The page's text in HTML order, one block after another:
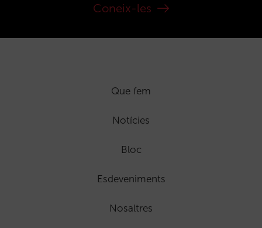
Coneix-les
Que fem
Notícies
Bloc
Esdeveniments
Nosaltres